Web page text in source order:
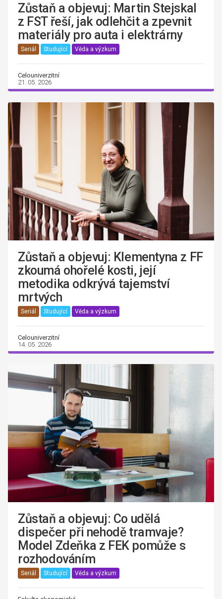
Zůstaň a objevuj: Martin Stejskal
z FST řeší, jak odlehčit a zpevnit
materiály pro auta i elektrárny
Seriál Studující Věda a výzkum
Celouniverzitní
21. 05. 2026
Zůstaň a objevuj: Klementyna z FF
zkoumá ohořelé kosti, její
metodika odkrývá tajemství
mrtvých
Seriál Studující Věda a výzkum
Celouniverzitní
14. 05. 2026
Zůstaň a objevuj: Co udělá
dispečer při nehodě tramvaje?
Model Zdeňka z FEK pomůže s
rozhodováním
Seriál Studující Věda a výzkum